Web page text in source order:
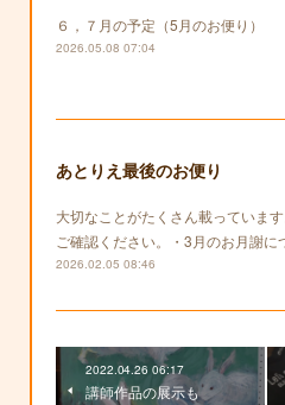
６，７月の予定（5月のお便り）
2026.05.08 07:04
あとりえ最後のお便り
大切なことがたくさん載っています
ご確認ください。・3月のお月謝
2026.02.05 08:46
2022.04.26 06:17
講師作品の展示も